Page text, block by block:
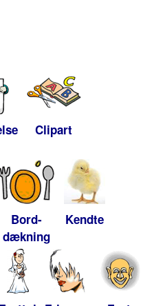
Clipart
Bord-
dækning
Kendte